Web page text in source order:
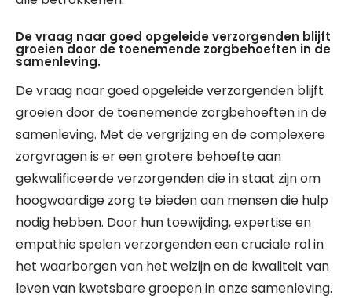
De vraag naar goed opgeleide verzorgenden blijft
groeien door de toenemende zorgbehoeften in de
samenleving.
De vraag naar goed opgeleide verzorgenden blijft
groeien door de toenemende zorgbehoeften in de
samenleving. Met de vergrijzing en de complexere
zorgvragen is er een grotere behoefte aan
gekwalificeerde verzorgenden die in staat zijn om
hoogwaardige zorg te bieden aan mensen die hulp
nodig hebben. Door hun toewijding, expertise en
empathie spelen verzorgenden een cruciale rol in
het waarborgen van het welzijn en de kwaliteit van
leven van kwetsbare groepen in onze samenleving.